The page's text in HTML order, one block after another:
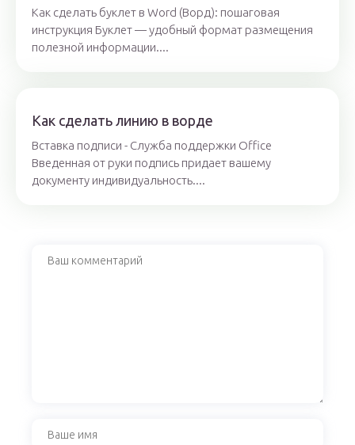
Как сделать буклет в Word (Ворд): пошаговая
инструкция Буклет — удобный формат размещения
полезной информации....
Как сделать линию в ворде
Вставка подписи - Служба поддержки Office
Введенная от руки подпись придает вашему
документу индивидуальность....